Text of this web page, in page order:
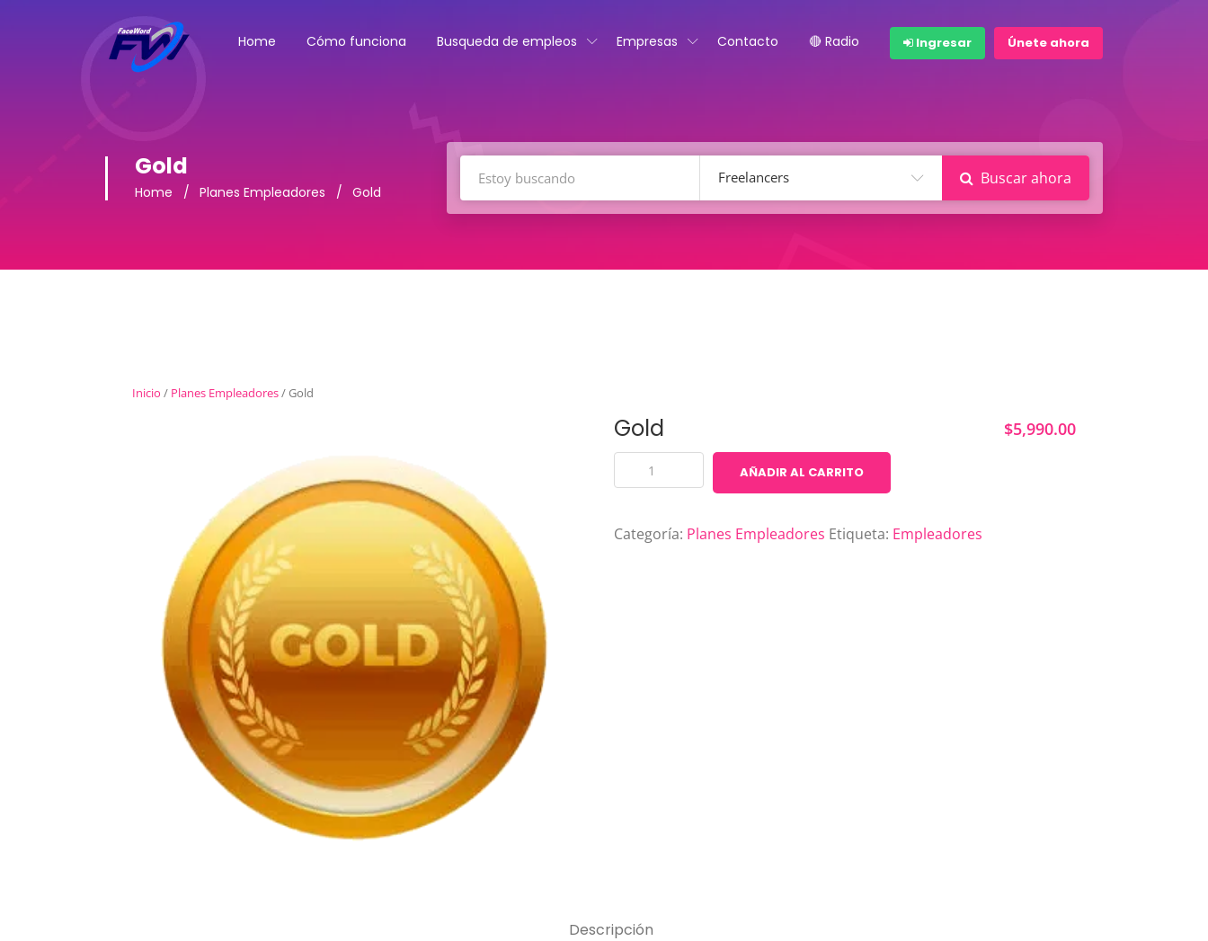
Home Cómo funciona Busqueda de empleos Empresas Contacto 🔴 Radio Ingresar Únete ahora
Gold
Home Planes Empleadores Gold
Freelancers Buscar ahora
Inicio / Planes Empleadores/ Gold
Gold $5,990.00
cantidad
AÑADIR AL CARRITO
Categoría: Planes Empleadores Etiqueta: Empleadores
Descripción